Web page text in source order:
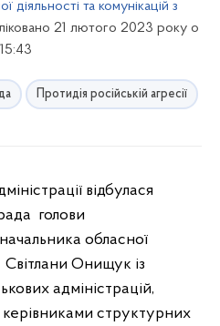
діяльності та комунікацій з
21 лютого 2023 року о
15:43
Протидія російській агресії
голови
обласної
Світлани Онищук із
адміністрацій,
структурних